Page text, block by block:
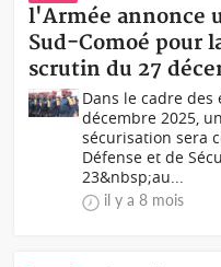
l'Armée annonce
Sud-Comoé pour
scrutin du 27
Dans le cadre des
décembre 2025,
sécurisation sera
Défense et de
23&nbsp;au...
il y a 8 mois